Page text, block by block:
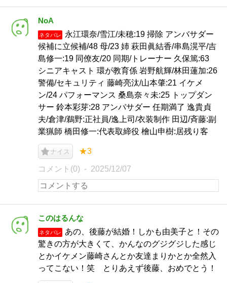
NoA
ネタバレ
永江環奈/雪江/未穂:19 掃除 アンバサダー
候補に立候補/48 母/23 姉 萩田眞結香/串島滉平/吉
島修一:19 同僚友/20 同期/トレーナー 久保篤:63
シニアキャスト 環が教育係 岩野航輝/林田蓮加:26
警備/セキュリティ 藤崎亮汰/山本肇:21 イケメ
ン/24 パフォーマンス 桑島奈々未:25 トップダン
サー 鈴本彩芽:28 アンバサダー 任期満了 逸貴貞
夫/倉津/鵜野:正社員/逸上司/衣装制作 田辺/斉藤:副
業猟師 橋田修一:代表取締役 檜山申樹:居残り客
ナイス ★3
コメント(0) 2025/12/07
このはるんな
ネタバレ
あの、後藤が結婚！しかも由美子と！その
驚きの方が大きくて、かんなのグジグジした感じ
とかイケメン藤崎さんとか友達まりかとか全然入
ってこない！笑 とりあえず後藤、おめでとう！